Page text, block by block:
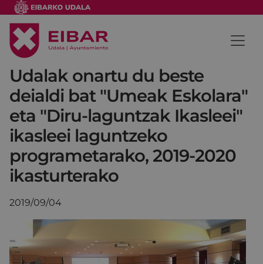
Udalak onartu du beste
deialdi bat "Umeak Eskolara"
eta "Diru-laguntzak Ikasleei"
ikasleei laguntzeko
programetarako, 2019-2020
ikasturterako
2019/09/04